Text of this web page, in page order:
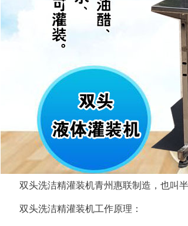
双头洗洁精灌装机青州惠联制造，也叫
双头洗洁精灌装机工作原理：